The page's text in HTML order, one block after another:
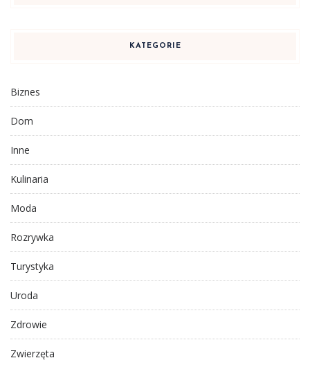
KATEGORIE
Biznes
Dom
Inne
Kulinaria
Moda
Rozrywka
Turystyka
Uroda
Zdrowie
Zwierzęta